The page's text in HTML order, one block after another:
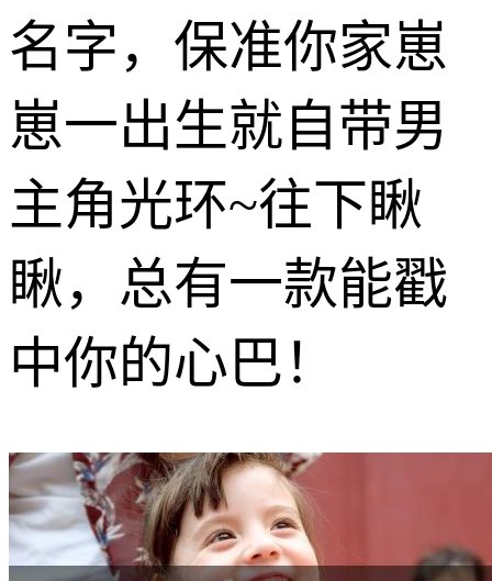
名字，保准你家崽
崽一出生就自带男
主角光环~往下瞅
瞅，总有一款能戳
中你的心巴！